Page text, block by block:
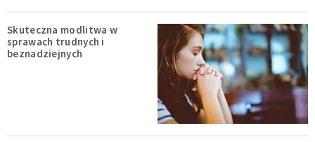
Skuteczna modlitwa w
sprawach trudnych i
beznadziejnych